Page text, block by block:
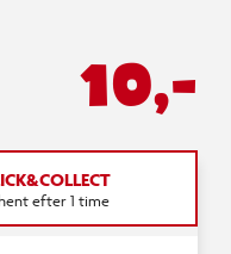
10,-
efter 1 time